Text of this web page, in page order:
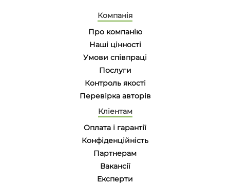
Компанія
Про компанію
Наші цінності
Умови співпраці
Послуги
Контроль якості
Перевірка авторів
Кліентам
Оплата і гарантії
Конфіденційність
Партнерам
Вакансії
Eксперти